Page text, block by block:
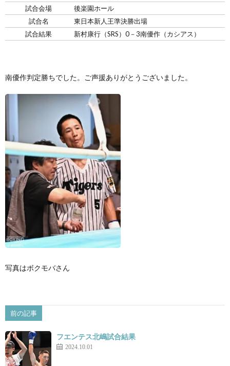
ー
習
の
問
試合会場
後楽園ホール
試合名
東日本新人王準決勝出場
試合結果
新村康行（SRS）0－3南優作（カシアス）
南優作判定勝ちでした。ご声援ありがとうございました。
写真はボクモバさん
前の記事
フエンテス北嶋試合結果
2024.10.01